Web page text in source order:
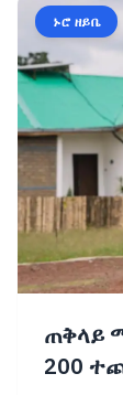
ኑሮ ዘይቤ
ጠቅላይ
200